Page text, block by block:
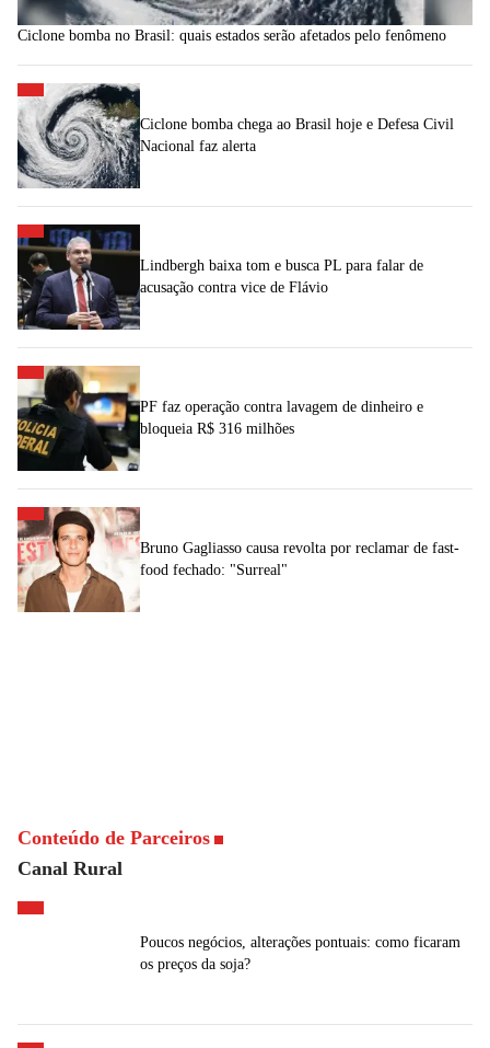
Ciclone bomba no Brasil: quais estados serão afetados pelo fenômeno
Ciclone bomba chega ao Brasil hoje e Defesa Civil
Nacional faz alerta
Lindbergh baixa tom e busca PL para falar de
acusação contra vice de Flávio
PF faz operação contra lavagem de dinheiro e
bloqueia R$ 316 milhões
Bruno Gagliasso causa revolta por reclamar de fast-
food fechado: "Surreal"
Conteúdo de Parceiros
Canal Rural
Poucos negócios, alterações pontuais: como ficaram
os preços da soja?